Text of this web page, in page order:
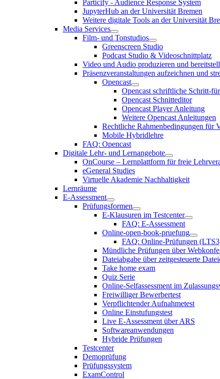
Particify - Audience Response System
JupyterHub an der Universität Bremen
Weitere digitale Tools an der Universität
Media Services
Film- und Tonstudios
Greenscreen Studio
Podcast Studio & Videoschnittplatz
Video und Audio produzieren und
Präsenzveranstaltungen aufzeichnen und
Opencast
Opencast schriftliche Schritt-
Opencast Schnitteditor
Opencast Player Anleitung
Weitere Opencast Anleitungen
Rechtliche Rahmenbedingungen für
Mobile Hybridlehre
FAQ: Opencast
Digitale Lehr- und Lernangebote
OnCourse – Lernplattform für freie
eGeneral Studies
Virtuelle Akademie Nachhaltigkeit
Lernräume
E-Assessment
Prüfungsformen
E-Klausuren im Testcenter
FAQ: E-Assessment
Online-open-book-pruefung
FAQ: Online-Prüfungen
Mündliche Prüfungen über
Dateiabgabe über zeitgesteuerte
Take home exam
Quiz Serie
Online-Selfassessment im
Freiwilliger Bewerbertest
Verpflichtender Aufnahmetest
Online Einstufungstest
Live E-Assessment über ARS
Softwareanwendungen
Hybride Prüfungen
Testcenter
Demoprüfung
Prüfungssystem
ExamControl